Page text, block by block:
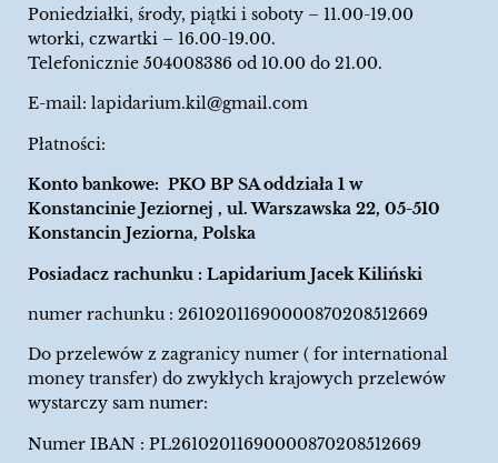
Poniedziałki, środy, piątki i soboty – 11.00-19.00
wtorki, czwartki – 16.00-19.00.
Telefonicznie 504008386 od 10.00 do 21.00.
E-mail: lapidarium.kil@gmail.com
Płatności:
Konto bankowe: PKO BP SA oddziała 1 w
Konstancinie Jeziornej , ul. Warszawska 22, 05-510
Konstancin Jeziorna, Polska
Posiadacz rachunku : Lapidarium Jacek Kiliński
numer rachunku : 26102011690000870208512669
Do przelewów z zagranicy numer ( for international
money transfer) do zwykłych krajowych przelewów
wystarczy sam numer:
Numer IBAN : PL26102011690000870208512669